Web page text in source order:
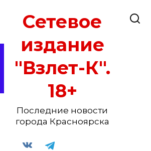
Сетевое
издание
"Взлет-К".
18+
Последние новости
города Красноярска